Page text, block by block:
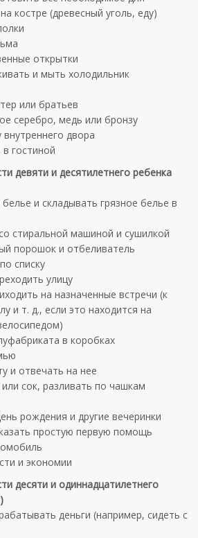
костре (древесный уголь, еду)
открытки
и мыть холодильник
или братьев
серебро, медь или бронзу
внутреннего двора
гостиной
девяти и десятилетнего ребенка
и складывать грязное белье в
стиральной машиной и сушилкой
порошок и отбеливатель
списку
улицу
на назначенные встречи (к
и т. д., если это находится на
в коробках
и отвечать на нее
сок, разливать по чашкам
рождения и другие вечеринки
простую первую помощь
и экономии
десяти и одиннадцатилетнего
деньги (например, сидеть с